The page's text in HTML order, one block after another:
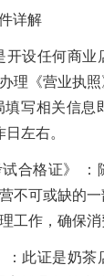
详解
开设任何商业
理《营业执
填写相关信息
左右。
合格证》 ：
不可或缺的
工作，确保消
：此证是奶茶